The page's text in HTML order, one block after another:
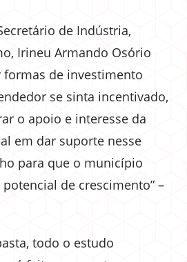
de Indústria,
Irineu Armando Osório
formas de investimento
se sinta incentivado,
o apoio e interesse da
em dar suporte nesse
para que o município
de crescimento” –
todo o estudo